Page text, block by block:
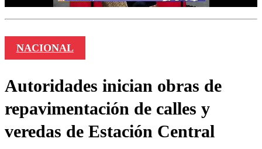
NACIONAL
Autoridades inician obras de
repavimentación de calles y
veredas de Estación Central